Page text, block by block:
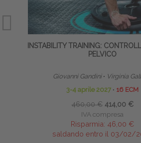
INSTABILITY TRAINING:
PELVICO
Giovanni Gandini ∙ Virginia
3-4 aprile 2027 ∙ 16 ECM
460,00 € 414,00 €
IVA compresa
Risparmia: 46,00 €
saldando entro il 03/02/